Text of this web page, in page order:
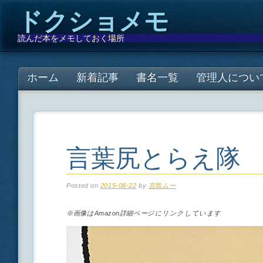
ドクショメモ
読んだ本をメモしておく場所
Main menu
Skip
to
ホーム 新着記事 書名一覧 管理人につい
言葉尻とらえ隊
Posted on 2015-08-22 by 宮島ムー
※画像はAmazon詳細ページにリンクしています